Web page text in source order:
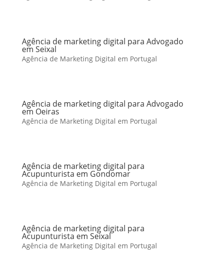
Agência de marketing digital para Advogado
em Seixal
Agência de Marketing Digital em Portugal
Agência de marketing digital para Advogado
em Oeiras
Agência de Marketing Digital em Portugal
Agência de marketing digital para
Acupunturista em Gondomar
Agência de Marketing Digital em Portugal
Agência de marketing digital para
Acupunturista em Seixal
Agência de Marketing Digital em Portugal